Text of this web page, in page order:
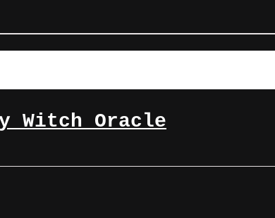
Witch Oracle